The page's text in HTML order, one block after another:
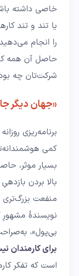
خاصی داشته
یا تند و تند
را انجام
حاصل آن همه
شرکت‌تان چه
«جهان دیگر
برنامه‌ریزی
کمی
بسیار موثر،
بالا بردن
منفعت بزرگ‌تری
نویسندۀ مشهورِ
بی‌پول»،
برای کارمندان
است که تفکر